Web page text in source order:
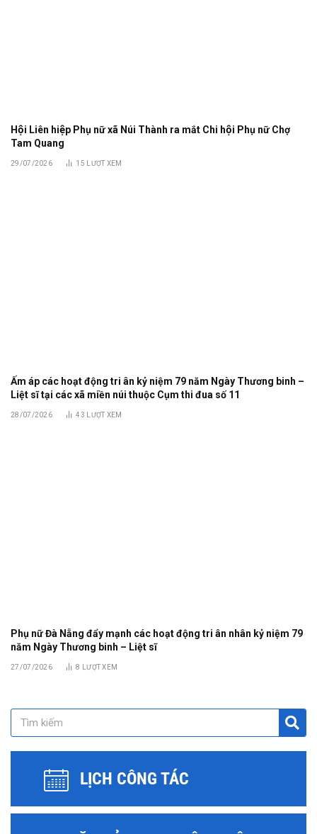
Hội Liên hiệp Phụ nữ xã Núi Thành ra mắt Chi hội Phụ nữ Chợ
Tam Quang
29/07/2026 15 LƯỢT XEM
Ấm áp các hoạt động tri ân kỷ niệm 79 năm Ngày Thương binh –
Liệt sĩ tại các xã miền núi thuộc Cụm thi đua số 11
28/07/2026 43 LƯỢT XEM
Phụ nữ Đà Nẵng đẩy mạnh các hoạt động tri ân nhân kỷ niệm 79
năm Ngày Thương binh – Liệt sĩ
27/07/2026 8 LƯỢT XEM
LỊCH CÔNG TÁC